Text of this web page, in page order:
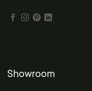
Showroom